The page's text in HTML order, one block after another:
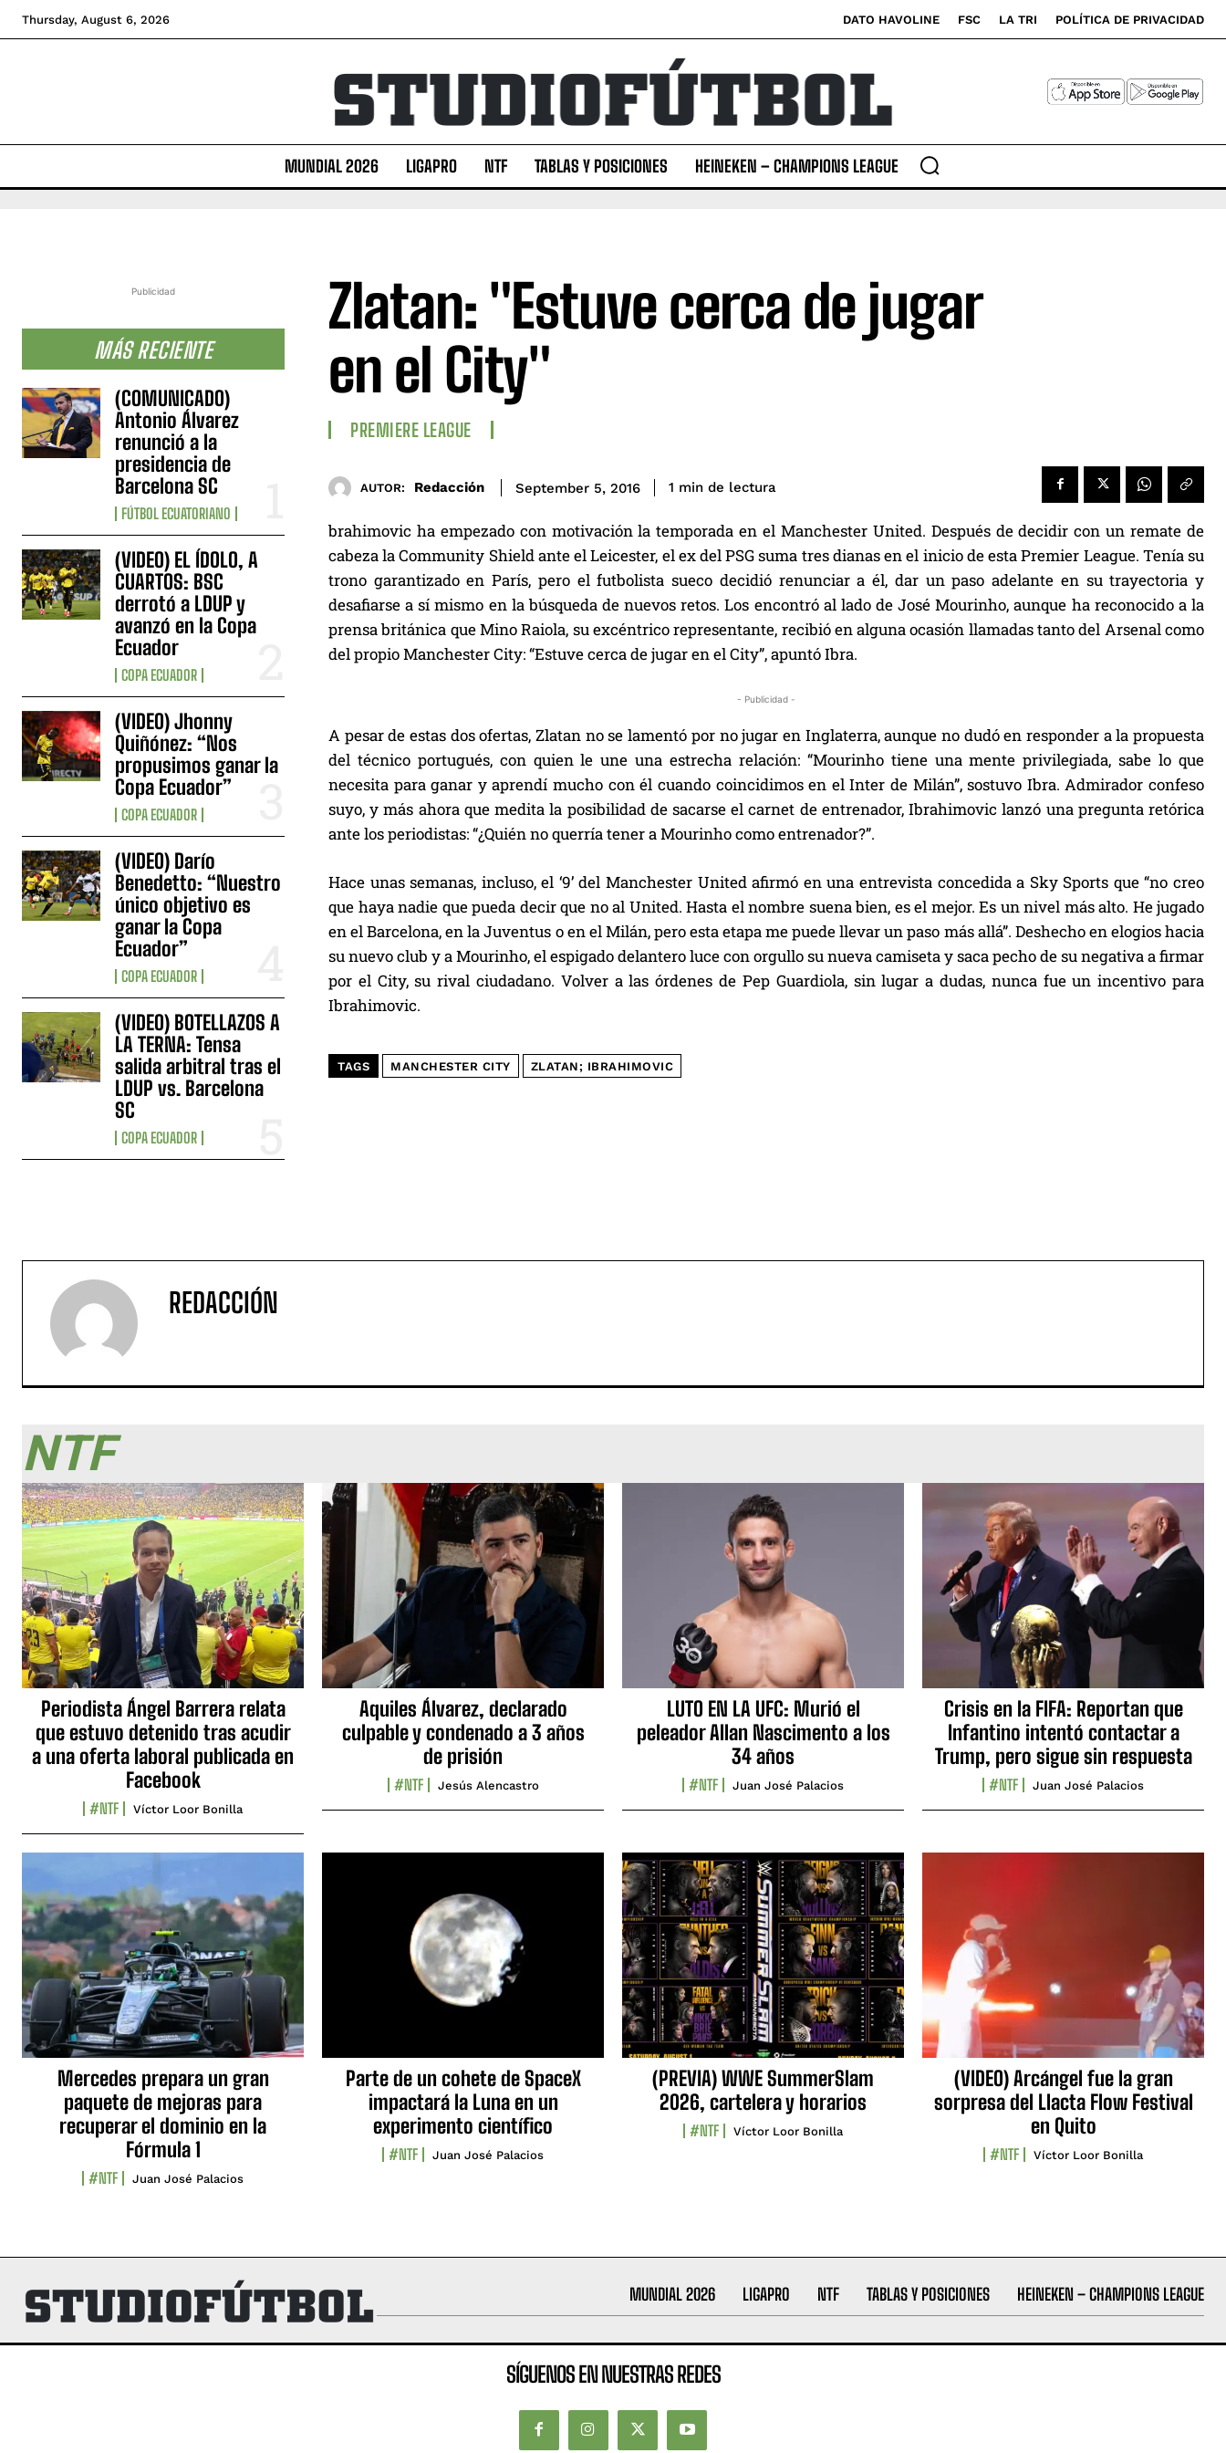
Thursday, August 6, 2026 DATO HAVOLINE FSC LA TRI POLÍTICA DE PRIVACIDAD
MUNDIAL 2026 LIGAPRO NTF TABLAS Y POSICIONES HEINEKEN – CHAMPIONS LEAGUE
Publicidad
MÁS RECIENTE
(COMUNICADO)
Antonio Álvarez
renunció a la
presidencia de
Barcelona SC
FÚTBOL ECUATORIANO
(VIDEO) EL ÍDOLO, A
CUARTOS: BSC
derrotó a LDUP y
avanzó en la Copa
Ecuador
COPA ECUADOR
(VIDEO) Jhonny
Quiñónez: “Nos
propusimos ganar la
Copa Ecuador”
COPA ECUADOR
(VIDEO) Darío
Benedetto: “Nuestro
único objetivo es
ganar la Copa
Ecuador”
COPA ECUADOR
(VIDEO) BOTELLAZOS A
LA TERNA: Tensa
salida arbitral tras el
LDUP vs. Barcelona
SC
COPA ECUADOR
Zlatan: "Estuve cerca de jugar
en el City"
PREMIERE LEAGUE
AUTOR: Redacción September 5, 2016 1 min de lectura
brahimovic ha empezado con motivación la temporada en el Manchester United. Después de decidir con un remate de
cabeza la Community Shield ante el Leicester, el ex del PSG suma tres dianas en el inicio de esta Premier League. Tenía su
trono garantizado en París, pero el futbolista sueco decidió renunciar a él, dar un paso adelante en su trayectoria y
desafiarse a sí mismo en la búsqueda de nuevos retos. Los encontró al lado de José Mourinho, aunque ha reconocido a la
prensa británica que Mino Raiola, su excéntrico representante, recibió en alguna ocasión llamadas tanto del Arsenal como
del propio Manchester City: “Estuve cerca de jugar en el City”, apuntó Ibra.
- Publicidad -
A pesar de estas dos ofertas, Zlatan no se lamentó por no jugar en Inglaterra, aunque no dudó en responder a la propuesta
del técnico portugués, con quien le une una estrecha relación: “Mourinho tiene una mente privilegiada, sabe lo que
necesita para ganar y aprendí mucho con él cuando coincidimos en el Inter de Milán”, sostuvo Ibra. Admirador confeso
suyo, y más ahora que medita la posibilidad de sacarse el carnet de entrenador, Ibrahimovic lanzó una pregunta retórica
ante los periodistas: “¿Quién no querría tener a Mourinho como entrenador?”.
Hace unas semanas, incluso, el ‘9’ del Manchester United afirmó en una entrevista concedida a Sky Sports que “no creo
que haya nadie que pueda decir que no al United. Hasta el nombre suena bien, es el mejor. Es un nivel más alto. He jugado
en el Barcelona, en la Juventus o en el Milán, pero esta etapa me puede llevar un paso más allá”. Deshecho en elogios hacia
su nuevo club y a Mourinho, el espigado delantero luce con orgullo su nueva camiseta y saca pecho de su negativa a firmar
por el City, su rival ciudadano. Volver a las órdenes de Pep Guardiola, sin lugar a dudas, nunca fue un incentivo para
Ibrahimovic.
TAGS MANCHESTER CITY ZLATAN; IBRAHIMOVIC
REDACCIÓN
NTF
Periodista Ángel Barrera relata
que estuvo detenido tras acudir
a una oferta laboral publicada en
Facebook
#NTF Víctor Loor Bonilla
Aquiles Álvarez, declarado
culpable y condenado a 3 años
de prisión
#NTF Jesús Alencastro
LUTO EN LA UFC: Murió el
peleador Allan Nascimento a los
34 años
#NTF Juan José Palacios
Crisis en la FIFA: Reportan que
Infantino intentó contactar a
Trump, pero sigue sin respuesta
#NTF Juan José Palacios
Mercedes prepara un gran
paquete de mejoras para
recuperar el dominio en la
Fórmula 1
#NTF Juan José Palacios
Parte de un cohete de SpaceX
impactará la Luna en un
experimento científico
#NTF Juan José Palacios
(PREVIA) WWE SummerSlam
2026, cartelera y horarios
#NTF Víctor Loor Bonilla
(VIDEO) Arcángel fue la gran
sorpresa del Llacta Flow Festival
en Quito
#NTF Víctor Loor Bonilla
MUNDIAL 2026 LIGAPRO NTF TABLAS Y POSICIONES HEINEKEN – CHAMPIONS LEAGUE
SÍGUENOS EN NUESTRAS REDES